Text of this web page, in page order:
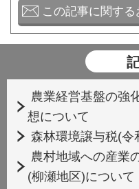
この記事に関す
農業経営基盤の強
想について
森林環境譲与税(令
農村地域への産業
(柳瀬地区)について